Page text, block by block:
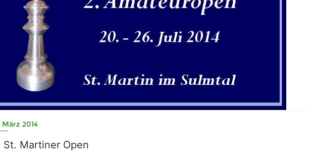
März 2014
St. Martiner Open